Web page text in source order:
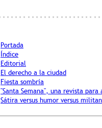
Portada
Índice
Editorial
El derecho a la ciudad
Fiesta sombría
"Santa Semana", una revista para
Sátira versus humor versus